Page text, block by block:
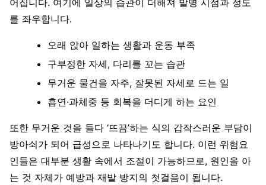
어집니다. 여기에 일상의 습관이 더해져 발병 시점과 정도
를 좌우합니다.
오래 앉아 일하는 생활과 운동 부족
구부정한 자세, 다리를 꼬는 습관
무거운 물건을 자주, 잘못된 자세로 드는 일
흡연·과체중 등 회복을 더디게 하는 요인
또한 무거운 것을 들다 ‘뜨끔’하는 식의 갑작스러운 부담이
방아쇠가 되어 급성으로 나타나기도 합니다. 이런 위험요
인들은 대부분 생활 속에서 조절이 가능하므로, 원인을 아
는 것 자체가 예방과 재발 방지의 첫걸음이 됩니다.